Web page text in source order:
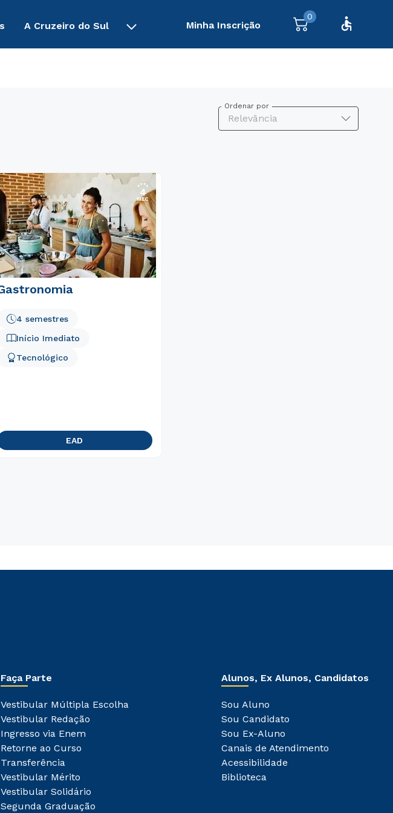
A Cruzeiro do Sul Minha Inscrição
0
Ordenar por
Relevância
Início Imediato
Tecnológico
4 semestres
EAD
Faça Parte
Vestibular Múltipla Escolha
Vestibular Redação
Ingresso via Enem
Retorne ao Curso
Transferência
Vestibular Mérito
Vestibular Solidário
Segunda Graduação
Alunos, Ex Alunos, Candidatos
Sou Aluno
Sou Candidato
Sou Ex-Aluno
Canais de Atendimento
Acessibilidade
Biblioteca
utilizados para o
do Sul.